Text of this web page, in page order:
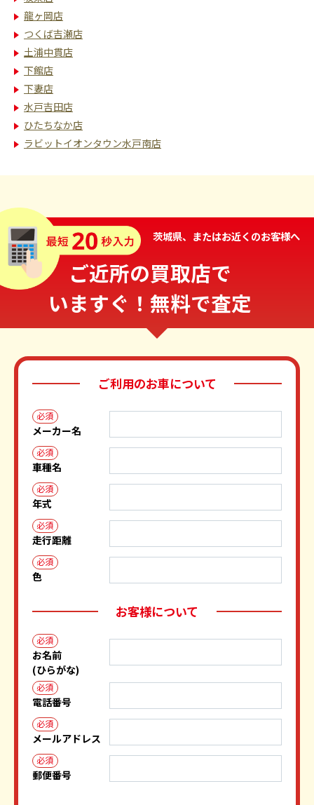
龍ヶ岡店
つくば吉瀬店
土浦中貫店
下館店
下妻店
水戸吉田店
ひたちなか店
ラビットイオンタウン水戸南店
茨城県、またはお近くのお客様へ
ご近所の買取店で
いますぐ！無料で査定
ご利用のお車について
必須
メーカー名
必須
車種名
必須
年式
必須
走行距離
必須
色
お客様について
必須
お名前
(ひらがな)
必須
電話番号
必須
メールアドレス
必須
郵便番号